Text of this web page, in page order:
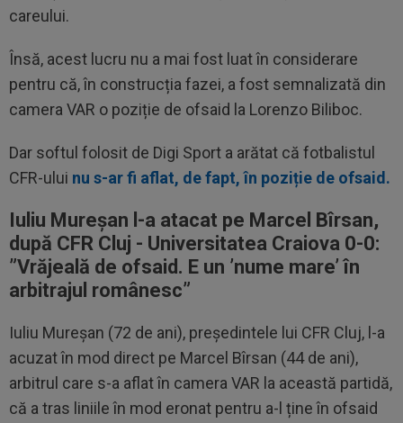
careului.
Însă, acest lucru nu a mai fost luat în considerare
pentru că, în construcția fazei, a fost semnalizată din
camera VAR o poziție de ofsaid la Lorenzo Biliboc.
Dar softul folosit de Digi Sport a arătat că fotbalistul
CFR-ului nu s-ar fi aflat, de fapt, în poziție de ofsaid.
Iuliu Mureșan l-a atacat pe Marcel Bîrsan,
după CFR Cluj - Universitatea Craiova 0-0:
”Vrăjeală de ofsaid. E un ’nume mare’ în
arbitrajul românesc”
Iuliu Mureșan (72 de ani), președintele lui CFR Cluj, l-a
acuzat în mod direct pe Marcel Bîrsan (44 de ani),
arbitrul care s-a aflat în camera VAR la această partidă,
că a tras liniile în mod eronat pentru a-l ține în ofsaid